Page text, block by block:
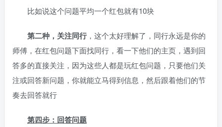
比如说这个问题平均一个红包就有10块
第二种，关注同行，这个太好理解了，同行永远是你的
师傅，在红包问题下面找同行，看一下他们的主页，遇到回
答多的直接关注，因为这些人都是玩红包问题，只要他们关
注或回答新问题，你就能立马得到信息，然后跟着他们的节
奏去回答就行
第四步：回答问题